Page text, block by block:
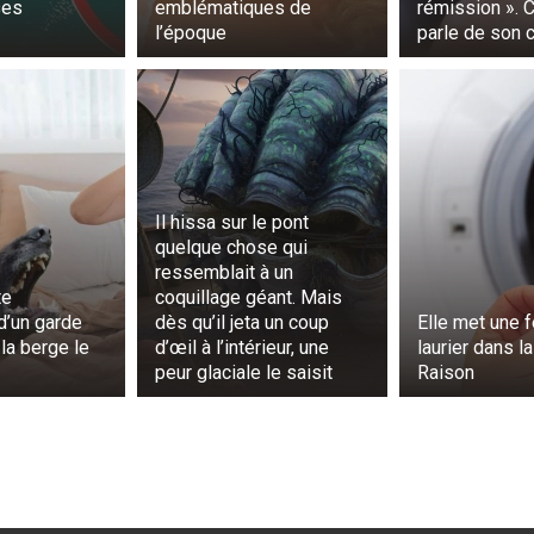
dentaire est si courante. Les communautés
remèdes maison et à des traitements naturels pour traiter
les problèmes dentaires.
connus pour leur excellent savoir-faire, comme en
à pain en rotin et leurs porte-tartes en osier. Ce
à la tradition peut également s’appliquer à leur
adoptant les valeurs du travail acharné, du soutien
communautés Amish peuvent continuer à améliorer leur
général.
de nombreuses choses, notamment des poupées,
ce qui montre leur engagement envers leurs
un signe de négligence ou de punition dans les
de leur engagement envers leurs croyances.
emblématiques de
l’époque
rémission ».
parle de son
garde
berge le
Il hissa sur le pont
quelque chose qui
ressemblait à un
coquillage géant. Mais
dès qu’il jeta un coup
d’œil à l’intérieur, une
peur glaciale le saisit
Elle met une
laurier dans
Raison